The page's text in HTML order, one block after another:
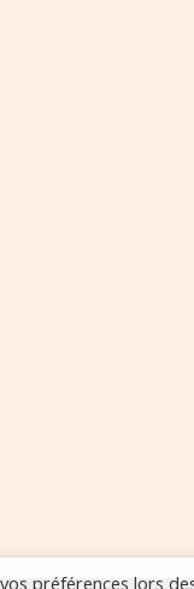
préférences lors